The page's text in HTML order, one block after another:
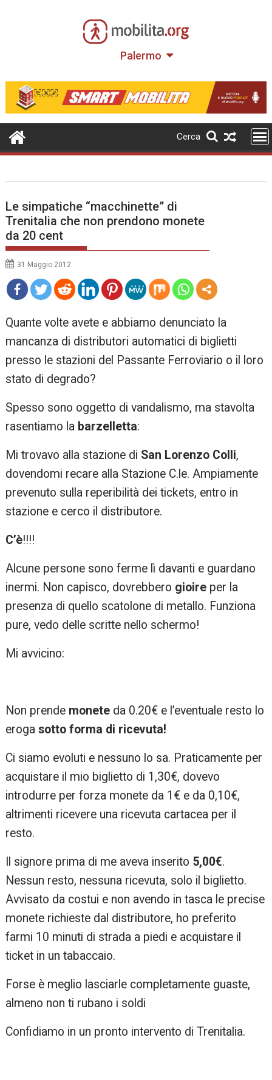
Palermo
Cerca
Le simpatiche “macchinette” di
Trenitalia che non prendono monete
da 20 cent
31 Maggio 2012
re
Quante volte avete e abbiamo denunciato la
mancanza di distributori automatici di biglietti
presso le stazioni del Passante Ferroviario o il loro
stato di degrado?
Spesso sono oggetto di vandalismo, ma stavolta
rasentiamo la barzelletta:
Mi trovavo alla stazione di San Lorenzo Colli,
dovendomi recare alla Stazione C.le. Ampiamente
prevenuto sulla reperibilità dei tickets, entro in
stazione e cerco il distributore.
C’è!!!!
Alcune persone sono ferme lì davanti e guardano
inermi. Non capisco, dovrebbero gioire per la
presenza di quello scatolone di metallo. Funziona
pure, vedo delle scritte nello schermo!
Mi avvicino:
Non prende monete da 0.20€ e l’eventuale resto lo
erogasotto forma di ricevuta!
Ci siamo evoluti e nessuno lo sa. Praticamente per
acquistare il mio biglietto di 1,30€, dovevo
introdurre per forza monete da 1€ e da 0,10€,
altrimenti ricevere una ricevuta cartacea per il
resto.
Il signore prima di me aveva inserito 5,00€.
Nessun resto, nessuna ricevuta, solo il biglietto.
Avvisato da costui e non avendo in tasca le precise
monete richieste dal distributore, ho preferito
farmi 10 minuti di strada a piedi e acquistare il
ticket in un tabaccaio.
Forse è meglio lasciarle completamente guaste,
almeno non ti rubano i soldi
Confidiamo in un pronto intervento di Trenitalia.